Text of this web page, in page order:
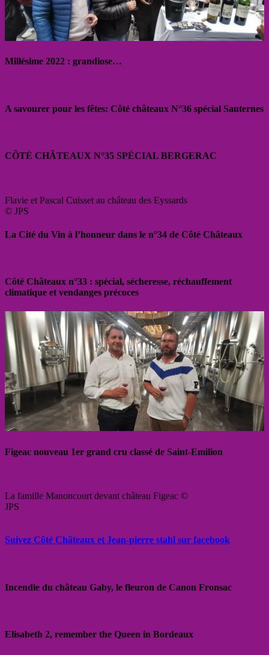
Millésime 2022 : grandiose…
A savourer pour les fêtes: Côté châteaux N°36 spécial Sauternes
CÔTÉ CHÂTEAUX N°35 SPÉCIAL BERGERAC
Flavie et Pascal Cuisset au château des Eyssards
© JPS
La Cité du Vin à l’honneur dans le n°34 de Côté Châteaux
Côté Châteaux n°33 : spécial, sécheresse, réchauffement
climatique et vendanges précoces
Figeac nouveau 1er grand cru classé de Saint-Emilion
La famille Manoncourt devant château Figeac ©
JPS
Suivez Côté Châteaux et Jean-pierre stahl sur facebook
Incendie du château Gaby, le fleuron de Canon Fronsac
Elisabeth 2, remember the Queen in Bordeaux